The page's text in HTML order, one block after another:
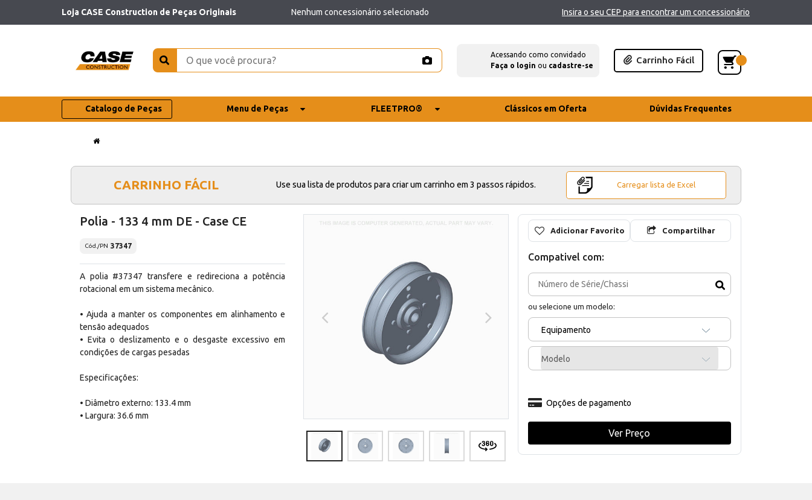
Loja CASE Construction de Peças Originais Nenhum concessionário selecionado Insira o seu CEP para encontrar um concessionário
Acessando como convidado
Faça o login ou cadastre-se
Carrinho Fácil
Catalogo de Peças Menu de Peças FLEETPRO® Clássicos em Oferta Dúvidas Frequentes
CARRINHO FÁCIL Use sua lista de produtos para criar um carrinho em 3 passos rápidos. Carregar lista de Excel
Polia - 133 4 mm DE - Case CE
Cód./PN 37347
A polia #37347 transfere e redireciona a potência
rotacional em um sistema mecânico.
• Ajuda a manter os componentes em alinhamento e
tensão adequados
• Evita o deslizamento e o desgaste excessivo em
condições de cargas pesadas
Especificações:
• Diâmetro externo: 133.4 mm
• Largura: 36.6 mm
Adicionar Favorito Compartilhar
Compativel com:
ou selecione um modelo:
Equipamento
Modelo
Opções de pagamento
Ver Preço